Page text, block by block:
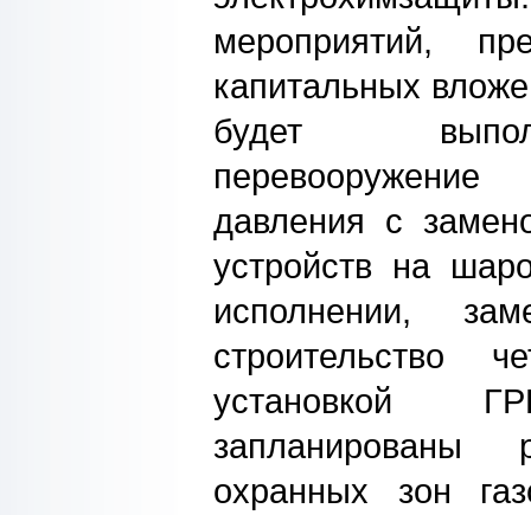
мероприятий,
капитальных
будет
перевооружение
давления с
устройств на
исполнении,
строительство
установкой
запланированы
охранных зон